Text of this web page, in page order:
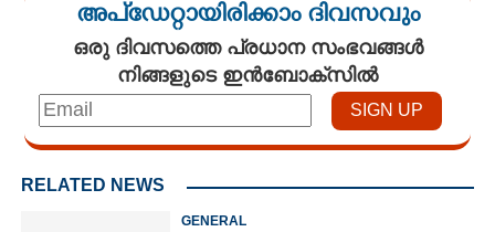
അപ്ഡേറ്റായിരിക്കാം ദിവസവും
ഒരു ദിവസത്തെ പ്രധാന സംഭവങ്ങൾ
നിങ്ങളുടെ ഇൻബോക്സിൽ
RELATED NEWS
GENERAL